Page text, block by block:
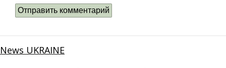
News UKRAINE